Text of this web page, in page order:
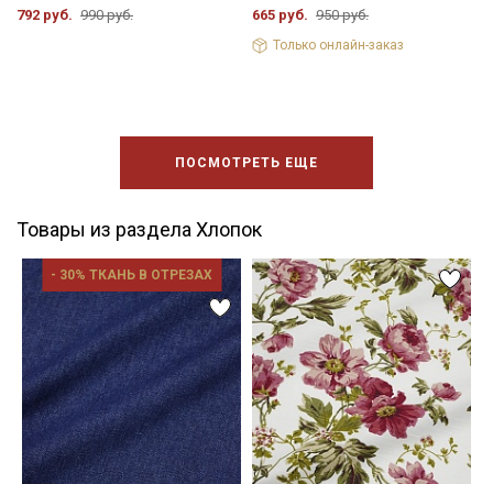
792 руб. 990 руб. 665 руб. 950 руб.
Только онлайн-заказ
ПОСМОТРЕТЬ ЕЩЕ
Товары из раздела Хлопок
- 30% ТКАНЬ В ОТРЕЗАХ